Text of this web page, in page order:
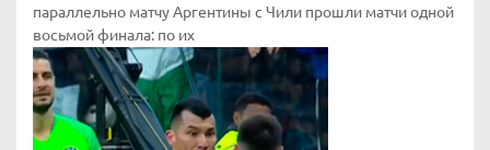
параллельно матчу Аргентины с Чили прошли матчи одной
восьмой финала: по их